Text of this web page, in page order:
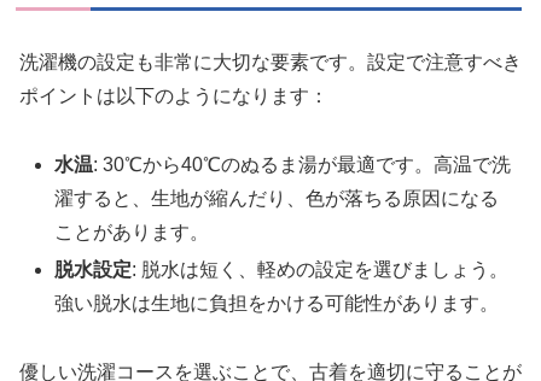
洗濯機の設定も非常に大切な要素です。設定で注意すべき
ポイントは以下のようになります：
水温: 30℃から40℃のぬるま湯が最適です。高温で洗
濯すると、生地が縮んだり、色が落ちる原因になる
ことがあります。
脱水設定: 脱水は短く、軽めの設定を選びましょう。
強い脱水は生地に負担をかける可能性があります。
優しい洗濯コースを選ぶことで、古着を適切に守ることが